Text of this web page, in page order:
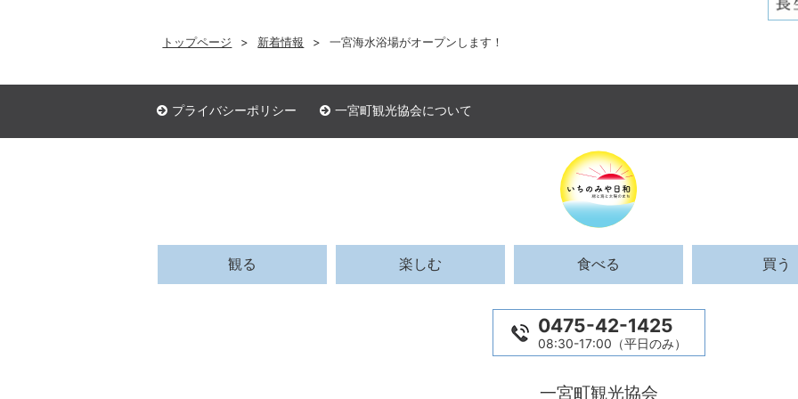
トップページ 新着情報 一宮海水浴場がオープンします！
プライバシーポリシー 一宮町観光協会について
観る 楽しむ 食べる 買う
0475-42-1425
08:30-17:00（平日のみ）
一宮町観光協会